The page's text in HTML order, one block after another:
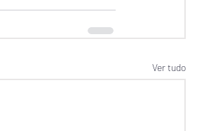
Ver tudo